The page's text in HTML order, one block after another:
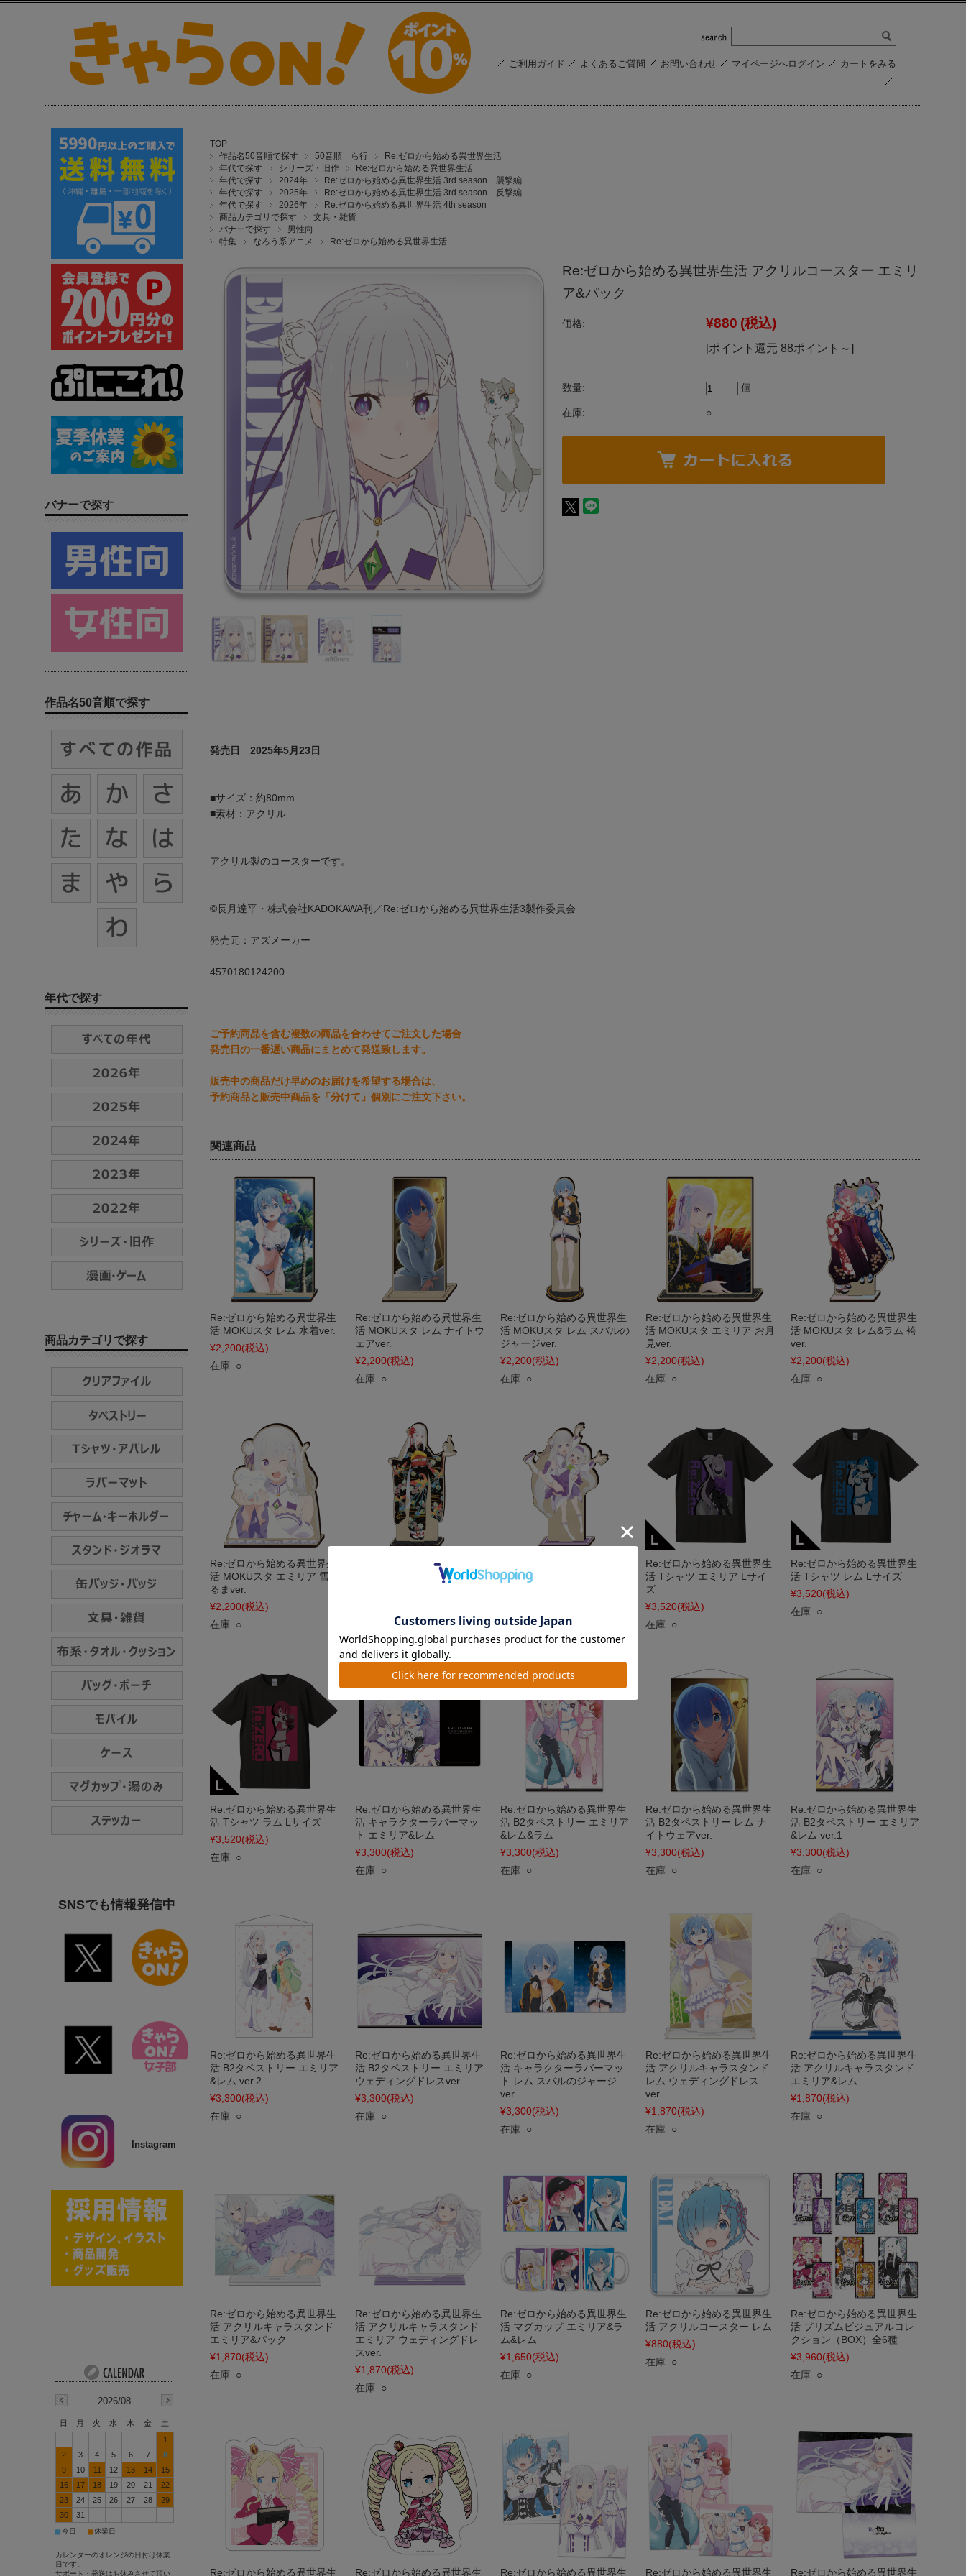
ご利用ガイド よくあるご質問 お問い合わせ マイページへログイン カートをみる
TOP
作品名50音順で探す
50音順 ら行
Re:ゼロから始める異世界生活
年代で探す
シリーズ・旧作
Re:ゼロから始める異世界生活
年代で探す
2024年
Re:ゼロから始める異世界生活 3rd season 襲撃編
年代で探す
2025年
Re:ゼロから始める異世界生活 3rd season 反撃編
年代で探す
2026年
Re:ゼロから始める異世界生活 4th season
商品カテゴリで探す
文具・雑貨
バナーで探す
男性向
特集
なろう系アニメ Re:ゼロから始める異世界生活
Re:ゼロから始める異世界生活 アクリルコースター エミリ
ア&パック
価格: ¥880 (税込)
[ポイント還元 88ポイント～]
数量: 個
在庫: ○
発売日 2025年5月23日
■サイズ：約80mm
■素材：アクリル
アクリル製のコースターです。
©長月達平・株式会社KADOKAWA刊／Re:ゼロから始める異世界生活3製作委員会
発売元：アズメーカー
4570180124200
ご予約商品を含む複数の商品を合わせてご注文した場合
発売日の一番遅い商品にまとめて発送致します。
販売中の商品だけ早めのお届けを希望する場合は、
予約商品と販売中商品を「分けて」個別にご注文下さい。
関連商品
Re:ゼロから始める異世界生
活 MOKUスタ レム 水着ver.
¥2,200(税込)
在庫 ○
Re:ゼロから始める異世界生
活 MOKUスタ レム ナイトウ
ェアver.
¥2,200(税込)
在庫 ○
Re:ゼロから始める異世界生
活 MOKUスタ レム スバルの
ジャージver.
¥2,200(税込)
在庫 ○
Re:ゼロから始める異世界生
活 MOKUスタ エミリア お月
見ver.
¥2,200(税込)
在庫 ○
Re:ゼロから始める異世界生
活 MOKUスタ レム&ラム 袴
ver.
¥2,200(税込)
在庫 ○
Re:ゼロから始める異世界生
活 MOKUスタ エミリア 雪だ
るまver.
¥2,200(税込)
在庫 ○
Re:ゼロから始める異世界生
活 MOKUスタ エミリア 振袖
活 MOKUスタ エミリア&幼
在庫 ○
Re:ゼロから始める異世界生
活 Tシャツ エミリア Lサイ
ズ
¥3,520(税込)
在庫 ○
Re:ゼロから始める異世界生
活 Tシャツ レム Lサイズ
¥3,520(税込)
在庫 ○
Re:ゼロから始める異世界生
活 Tシャツ ラム Lサイズ
¥3,520(税込)
在庫 ○
Re:ゼロから始める異世界生
活 キャラクターラバーマッ
ト エミリア&レム
¥3,300(税込)
在庫 ○
Re:ゼロから始める異世界生
活 B2タペストリー エミリア
&レム&ラム
¥3,300(税込)
在庫 ○
Re:ゼロから始める異世界生
活 B2タペストリー レム ナ
イトウェアver.
¥3,300(税込)
在庫 ○
Re:ゼロから始める異世界生
活 B2タペストリー エミリア
&レム ver.1
¥3,300(税込)
在庫 ○
Re:ゼロから始める異世界生
活 B2タペストリー エミリア
&レム ver.2
¥3,300(税込)
在庫 ○
Re:ゼロから始める異世界生
活 B2タペストリー エミリア
ウェディングドレスver.
¥3,300(税込)
在庫 ○
Re:ゼロから始める異世界生
活 キャラクターラバーマッ
ト レム スバルのジャージ
ver.
¥3,300(税込)
在庫 ○
Re:ゼロから始める異世界生
活 アクリルキャラスタンド
レム ウェディングドレス
ver.
¥1,870(税込)
在庫 ○
Re:ゼロから始める異世界生
活 アクリルキャラスタンド
エミリア&レム
¥1,870(税込)
在庫 ○
Re:ゼロから始める異世界生
活 アクリルキャラスタンド
エミリア&パック
¥1,870(税込)
在庫 ○
Re:ゼロから始める異世界生
活 アクリルキャラスタンド
エミリア ウェディングドレ
スver.
¥1,870(税込)
在庫 ○
Re:ゼロから始める異世界生
活 マグカップ エミリア&ラ
ム&レム
¥1,650(税込)
在庫 ○
Re:ゼロから始める異世界生
活 アクリルコースター レム
¥880(税込)
在庫 ○
Re:ゼロから始める異世界生
活 プリズムビジュアルコレ
クション（BOX）全6種
¥3,960(税込)
在庫 ○
Re:ゼロから始める異世界生 Re:ゼロから始める異世界生 Re:ゼロから始める異世界生 Re:ゼロから始める異世界生 Re:ゼロから始める異世界生
バナーで探す
作品名50音順で探す
年代で探す
商品カテゴリで探す
SNSでも情報発信中
Instagram
2026/08
日 月 火 水 木 金
土
1
2
3 4 5 6 7
8
9
10 11 12 13 14
15
16
17 18 19 20 21
22
23
24 25 26 27 28
29
30
31
■今日 ■休業日
カレンダーのオレンジの日付は休業
日です。
サポート・発送はお休みさせて頂い